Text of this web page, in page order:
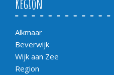
Region
Alkmaar
Beverwijk
Wijk aan Zee
Region